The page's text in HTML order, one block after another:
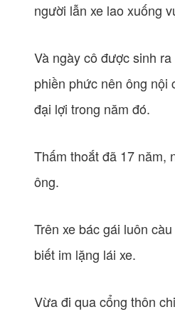
người lẫn xe lao xuống
Và ngày cô được sinh
phiền phức nên ông nội
đại lợi trong năm đó.
Thấm thoắt đã 17 năm,
ông.
Trên xe bác gái luôn
biết im lặng lái xe.
Vừa đi qua cổng thôn